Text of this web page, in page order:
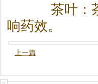
茶叶：
响药效。
上一篇